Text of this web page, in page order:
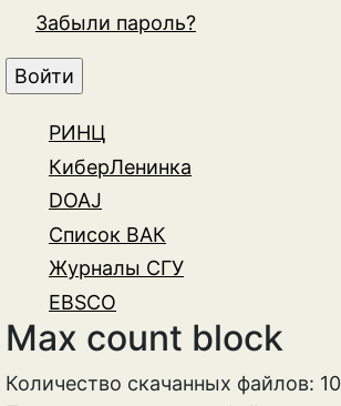
Забыли пароль?
РИНЦ
КиберЛенинка
DOAJ
Список ВАК
Журналы СГУ
EBSCO
Max count block
Количество скачанных файлов: